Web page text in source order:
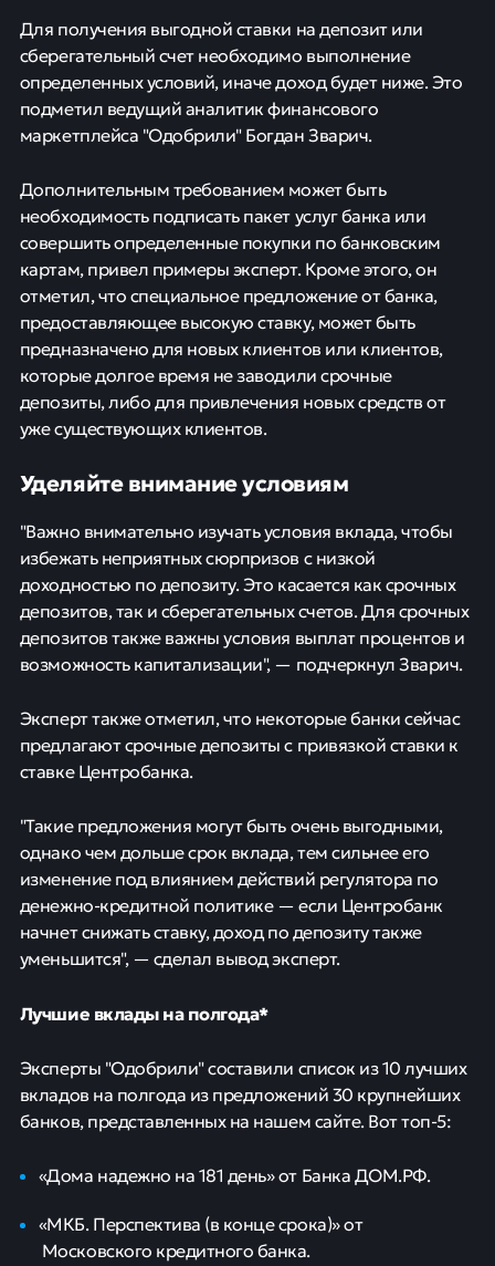
Для получения выгодной ставки на депозит или
сберегательный счет необходимо выполнение
определенных условий, иначе доход будет ниже. Это
подметил ведущий аналитик финансового
маркетплейса "Одобрили" Богдан Зварич.
Дополнительным требованием может быть
необходимость подписать пакет услуг банка или
совершить определенные покупки по банковским
картам, привел примеры эксперт. Кроме этого, он
отметил, что специальное предложение от банка,
предоставляющее высокую ставку, может быть
предназначено для новых клиентов или клиентов,
которые долгое время не заводили срочные
депозиты, либо для привлечения новых средств от
уже существующих клиентов.
Уделяйте внимание условиям
"Важно внимательно изучать условия вклада, чтобы
избежать неприятных сюрпризов с низкой
доходностью по депозиту. Это касается как срочных
депозитов, так и сберегательных счетов. Для срочных
депозитов также важны условия выплат процентов и
возможность капитализации", — подчеркнул Зварич.
Эксперт также отметил, что некоторые банки сейчас
предлагают срочные депозиты с привязкой ставки к
ставке Центробанка.
"Такие предложения могут быть очень выгодными,
однако чем дольше срок вклада, тем сильнее его
изменение под влиянием действий регулятора по
денежно-кредитной политике — если Центробанк
начнет снижать ставку, доход по депозиту также
уменьшится", — сделал вывод эксперт.
Лучшие вклады на полгода*
Эксперты "Одобрили" составили список из 10 лучших
вкладов на полгода из предложений 30 крупнейших
банков, представленных на нашем сайте. Вот топ-5:
«Дома надежно на 181 день» от Банка ДОМ.РФ.
«МКБ. Перспектива (в конце срока)» от
Московского кредитного банка.